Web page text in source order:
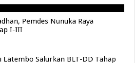
Pemdes Nunuka Raya
I-III
Salurkan BLT-DD Tahap